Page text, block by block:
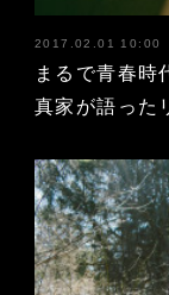
2017.02.01 10:00
まるで青春時
真家が語った